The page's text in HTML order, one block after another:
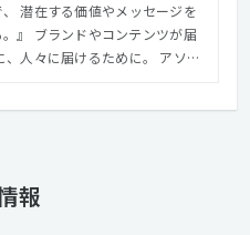
潜在する価値やメッセージを
が届
人々に届けるために。 アソビ
報